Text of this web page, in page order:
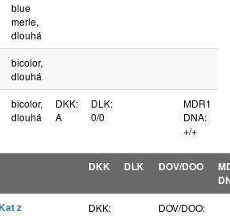
blue
merle,
dlouhá
bicolor,
dlouhá
bicolor,
dlouhá
DKK:
A
DLK:
0/0
MDR1
DNA:
+/+
DKK DLK DOV/DOO
z
DKK:
DOV/DOO: